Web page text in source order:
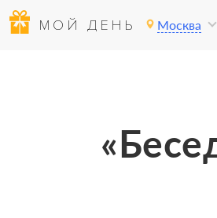
МОЙ ДЕНЬ Москва